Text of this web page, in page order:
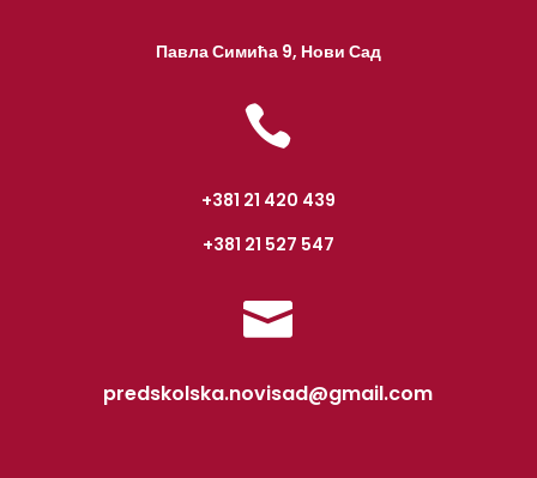
Павла Симића 9, Нови Сад

+381 21 420 439
+381 21 527 547

predskolska.novisad@gmail.com